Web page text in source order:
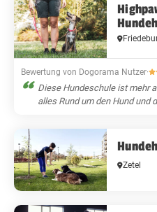
Bewertung von Dogorama Nutzer·
Diese Hundeschule ist mehr
alles Rund um den Hund und
Zetel